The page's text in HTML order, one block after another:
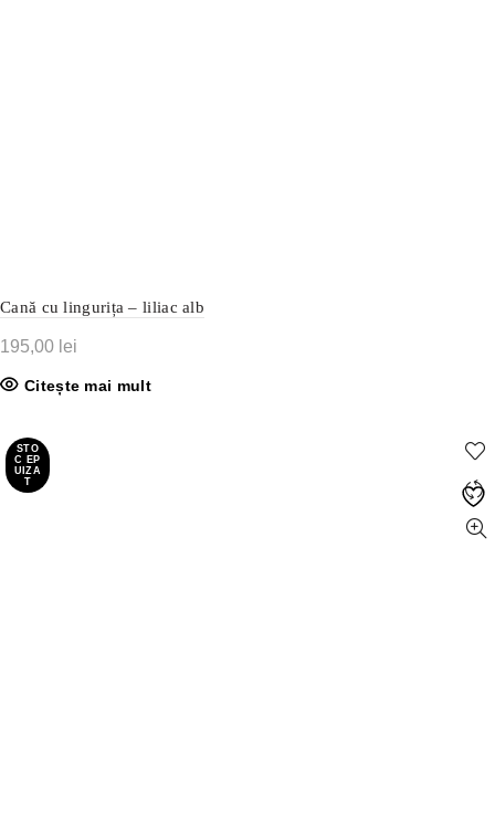
Cană cu lingurița – liliac alb
195,00 lei
Citește mai mult
STO
C EP
UIZA
T